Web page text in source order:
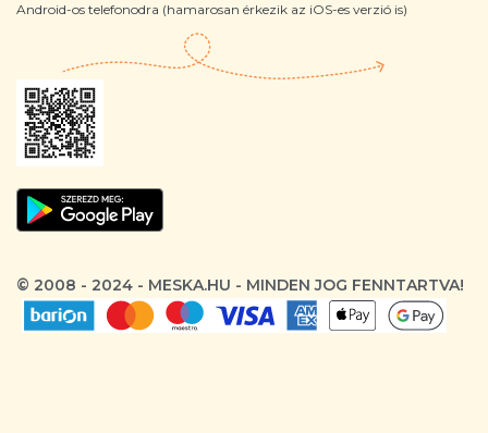
Android-os telefonodra (hamarosan érkezik az iOS-es verzió is)
© 2008 - 2024 - MESKA.HU - MINDEN JOG FENNTARTVA!